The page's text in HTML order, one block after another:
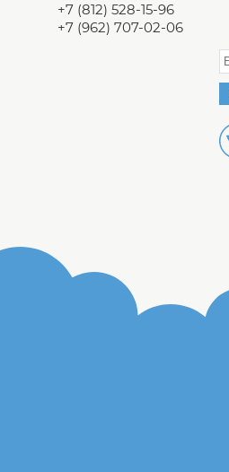
+7 (812) 528-15-96
+7 (962) 707-02-06